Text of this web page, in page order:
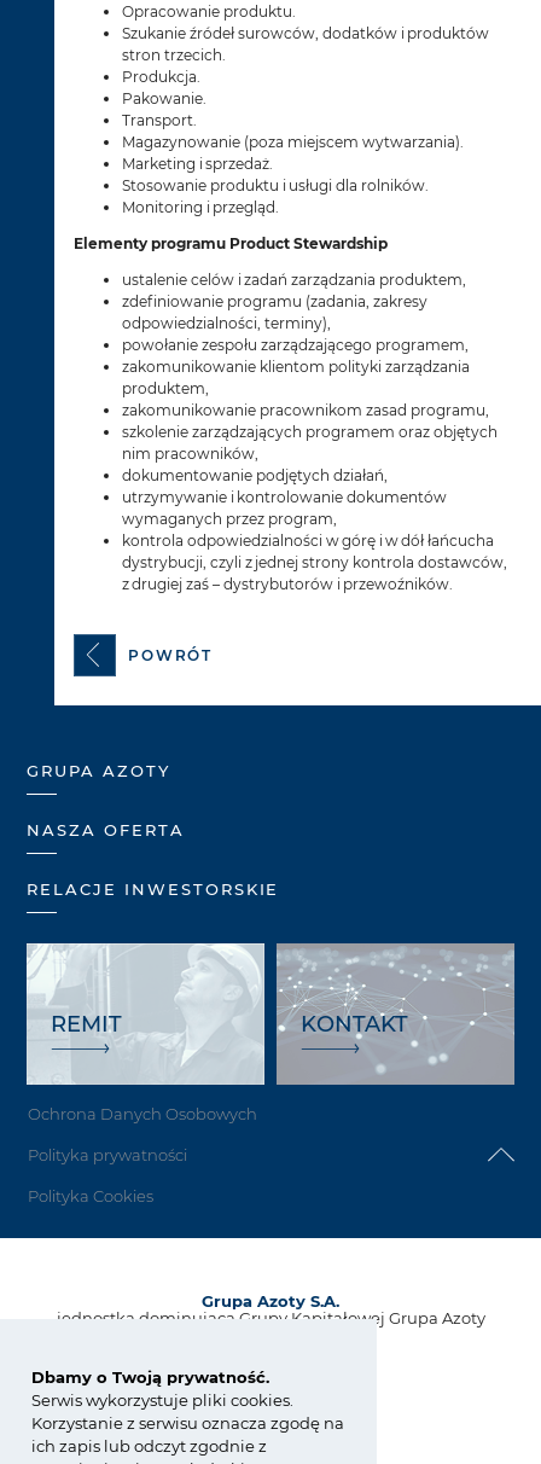
Dbamy o Twoją prywatność.
Serwis wykorzystuje pliki cookies.
Korzystanie z serwisu oznacza zgodę na
ich zapis lub odczyt zgodnie z
Opracowanie produktu.
Szukanie źródeł surowców, dodatków i produktów
stron trzecich.
Produkcja.
Pakowanie.
Transport.
Magazynowanie (poza miejscem wytwarzania).
Marketing i sprzedaż.
Stosowanie produktu i usługi dla rolników.
Monitoring i przegląd.
Elementy programu Product Stewardship
ustalenie celów i zadań zarządzania produktem,
zdefiniowanie programu (zadania, zakresy
odpowiedzialności, terminy),
powołanie zespołu zarządzającego programem,
zakomunikowanie klientom polityki zarządzania
produktem,
zakomunikowanie pracownikom zasad programu,
szkolenie zarządzających programem oraz objętych
nim pracowników,
dokumentowanie podjętych działań,
utrzymywanie i kontrolowanie dokumentów
wymaganych przez program,
kontrola odpowiedzialności w górę i w dół łańcucha
dystrybucji, czyli z jednej strony kontrola dostawców,
z drugiej zaś – dystrybutorów i przewoźników.
POWRÓT
GRUPA AZOTY
NASZA OFERTA
RELACJE INWESTORSKIE
REMIT KONTAKT
Ochrona Danych Osobowych
Polityka prywatności
Polityka Cookies
Grupa Azoty S.A.
jednostka dominująca Grupy Kapitałowej Grupa Azoty
33-101 Tarnów, Polska
tel.:+48 14 637 37 37
fax: +48 14 633 07 18
kontakt@grupaazoty.com